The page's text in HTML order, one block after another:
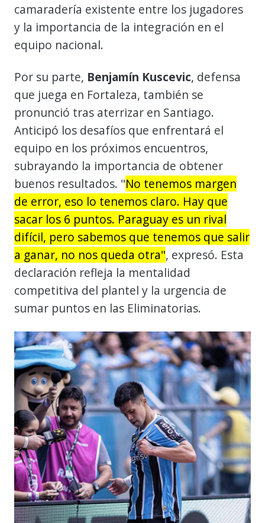
camaradería existente entre los jugadores
y la importancia de la integración en el
equipo nacional.
Por su parte, Benjamín Kuscevic, defensa
que juega en Fortaleza, también se
pronunció tras aterrizar en Santiago.
Anticipó los desafíos que enfrentará el
equipo en los próximos encuentros,
subrayando la importancia de obtener
buenos resultados. "No tenemos margen
de error, eso lo tenemos claro. Hay que
sacar los 6 puntos. Paraguay es un rival
difícil, pero sabemos que tenemos que salir
a ganar, no nos queda otra", expresó. Esta
declaración refleja la mentalidad
competitiva del plantel y la urgencia de
sumar puntos en las Eliminatorias.